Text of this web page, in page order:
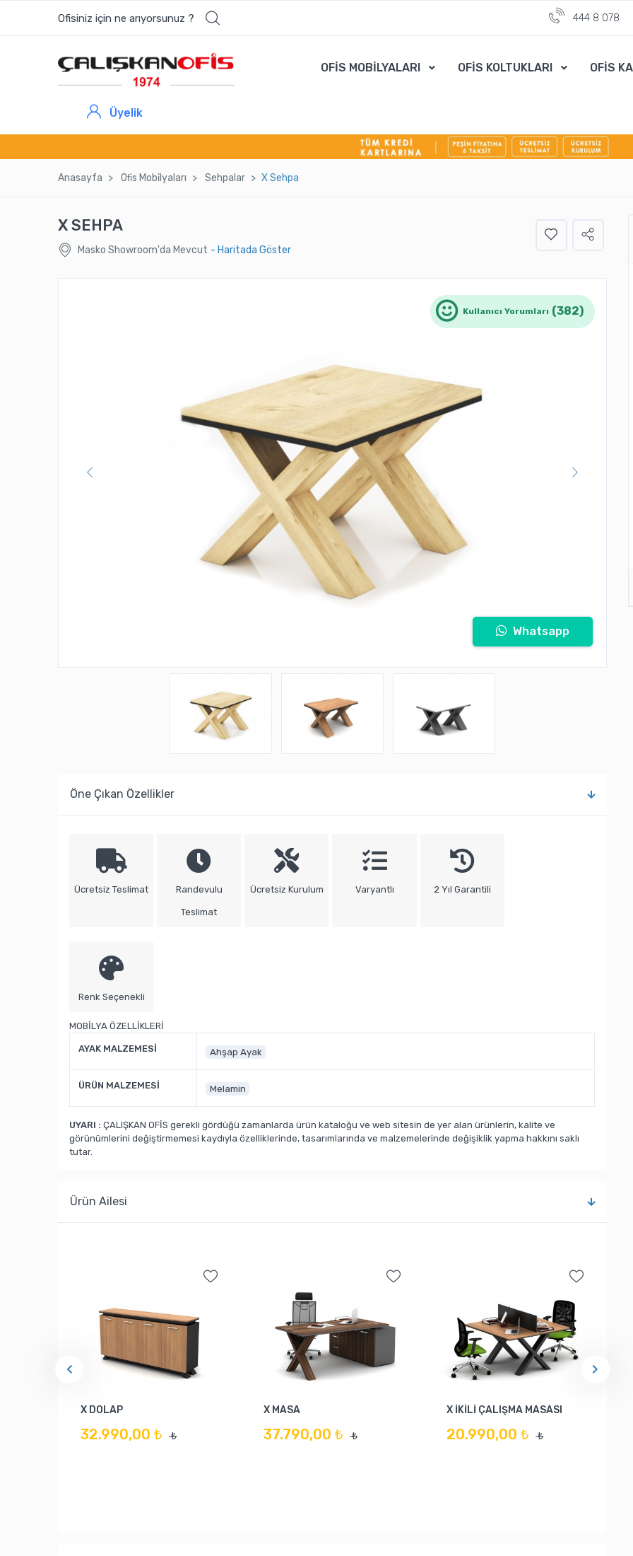
Ofisiniz için ne arıyorsunuz ? 444 8 078
OFİS MOBİLYALARI OFİS KOLTUKLARI OFİS
Üyelik
Anasayfa Ofi̇s Mobi̇lyaları Sehpalar X Sehpa
X SEHPA
Masko Showroom'da Mevcut - Haritada Göster
Kullanıcı Yorumları (382)
Whatsapp
Öne Çıkan Özellikler
Ücretsiz Teslimat Randevulu
Teslimat
Ücretsiz Kurulum Varyantlı 2 Yıl Garantili
Renk Seçenekli
MOBİLYA ÖZELLİKLERİ
AYAK MALZEMESİ Ahşap Ayak
ÜRÜN MALZEMESİ Melamin
UYARI : ÇALIŞKAN OFİS gerekli gördüğü zamanlarda ürün kataloğu ve web sitesin de yer alan ürünlerin, kalite ve
görünümlerini değiştirmemesi kaydıyla özelliklerinde, tasarımlarında ve malzemelerinde değişiklik yapma hakkını saklı
tutar.
Ürün Ailesi
X DOLAP
32.990,00 ₺ ₺
X MASA
37.790,00 ₺ ₺
X İKİLİ ÇALIŞMA MASASI
20.990,00 ₺ ₺